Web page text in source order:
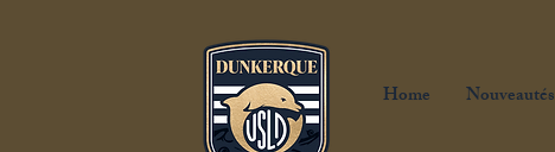
Home Nouveautés